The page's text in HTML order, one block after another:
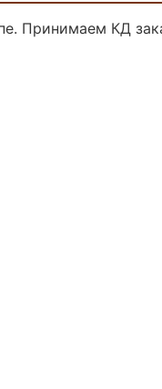
Принимаем КД